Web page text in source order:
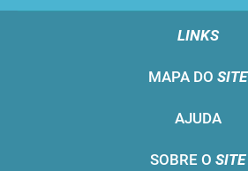
LINKS
MAPA DO SITE
AJUDA
SOBRE O SITE